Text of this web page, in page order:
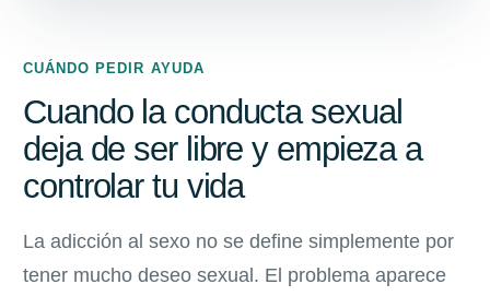
CUÁNDO PEDIR AYUDA
Cuando la conducta sexual
deja de ser libre y empieza a
controlar tu vida
La adicción al sexo no se define simplemente por
tener mucho deseo sexual. El problema aparece